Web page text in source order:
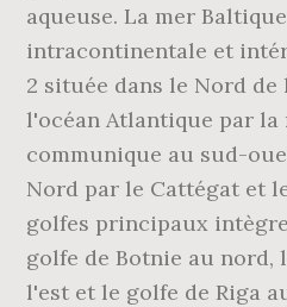
aqueuse. La mer
intracontinentale et
2 située dans le Nord
l'océan Atlantique par la
communique au sud-
Nord par le Cattégat et
golfes principaux
golfe de Botnie au nord,
l'est et le golfe de Riga